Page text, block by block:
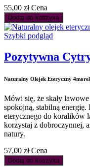
55,00 zł Cena
Dodaj do koszyka
Szybki podgląd
Pozytywna
Naturalny Olejek Eteryczny
Mówi się, że skały
spokojną, stabilną
eterycznego do koralików
korzystaj z dobroczynnej,
natury.
57,00 zł Cena
Dodaj do koszyka